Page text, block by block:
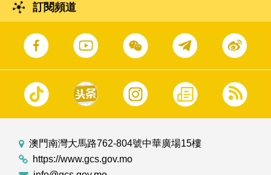
訂閱頻道
澳門南灣大馬路762-804號中華廣場15樓
https://www.gcs.gov.mo